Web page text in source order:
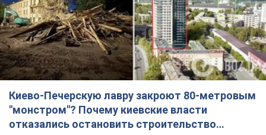
Армия РФ уничтожила предприятие Kromberg &
Schubert в Житомире. Фото
Когда предприятие возобновит работу, пока неизвестно
час назад 6,8 т.
МИД Болгарии вызвал украинского посла из-за
инцидента с дроном: что произошло